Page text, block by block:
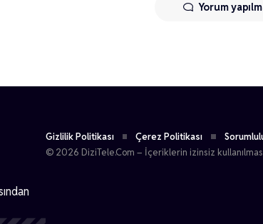
Yorum
Gizlilik Politikası Çerez Politikası
© 2026 DiziTele.Com – İçeriklerin izinsiz